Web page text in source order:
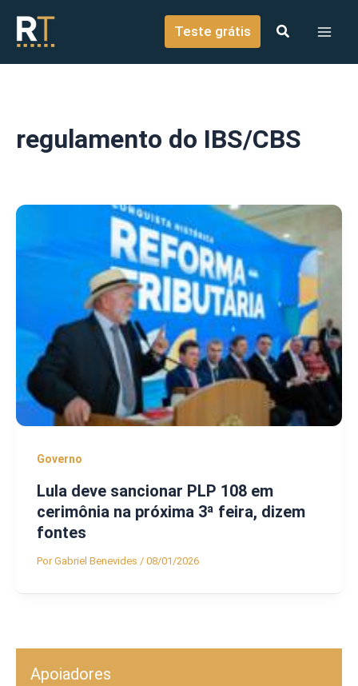
conteúdo
Teste grátis
regulamento do IBS/CBS
Governo
Lula deve sancionar PLP 108 em
cerimônia na próxima 3ª feira, dizem
fontes
PorGabriel Benevides / 08/01/2026
Apoiadores